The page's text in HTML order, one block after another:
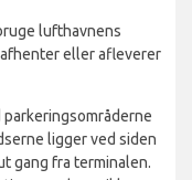
lufthavnens
eller afleverer
ligger ved siden
gang fra terminalen.